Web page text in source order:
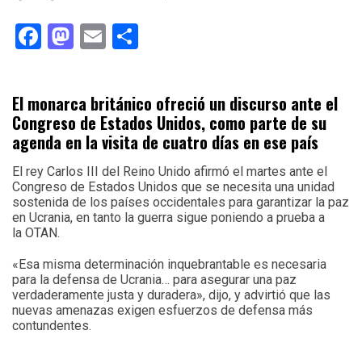
Facebook
Mastodon
Email
El monarca británico ofreció un discurso ante el
Congreso de Estados Unidos, como parte de su
agenda en la visita de cuatro días en ese país
El rey Carlos III del Reino Unido afirmó el martes ante el
Congreso de Estados Unidos que se necesita una unidad
sostenida de los países occidentales para garantizar la paz
en Ucrania, en tanto la guerra sigue poniendo a prueba a
la OTAN.
«Esa misma determinación inquebrantable es necesaria
para la defensa de Ucrania… para asegurar una paz
verdaderamente justa y duradera», dijo, y advirtió que las
nuevas amenazas exigen esfuerzos de defensa más
contundentes.